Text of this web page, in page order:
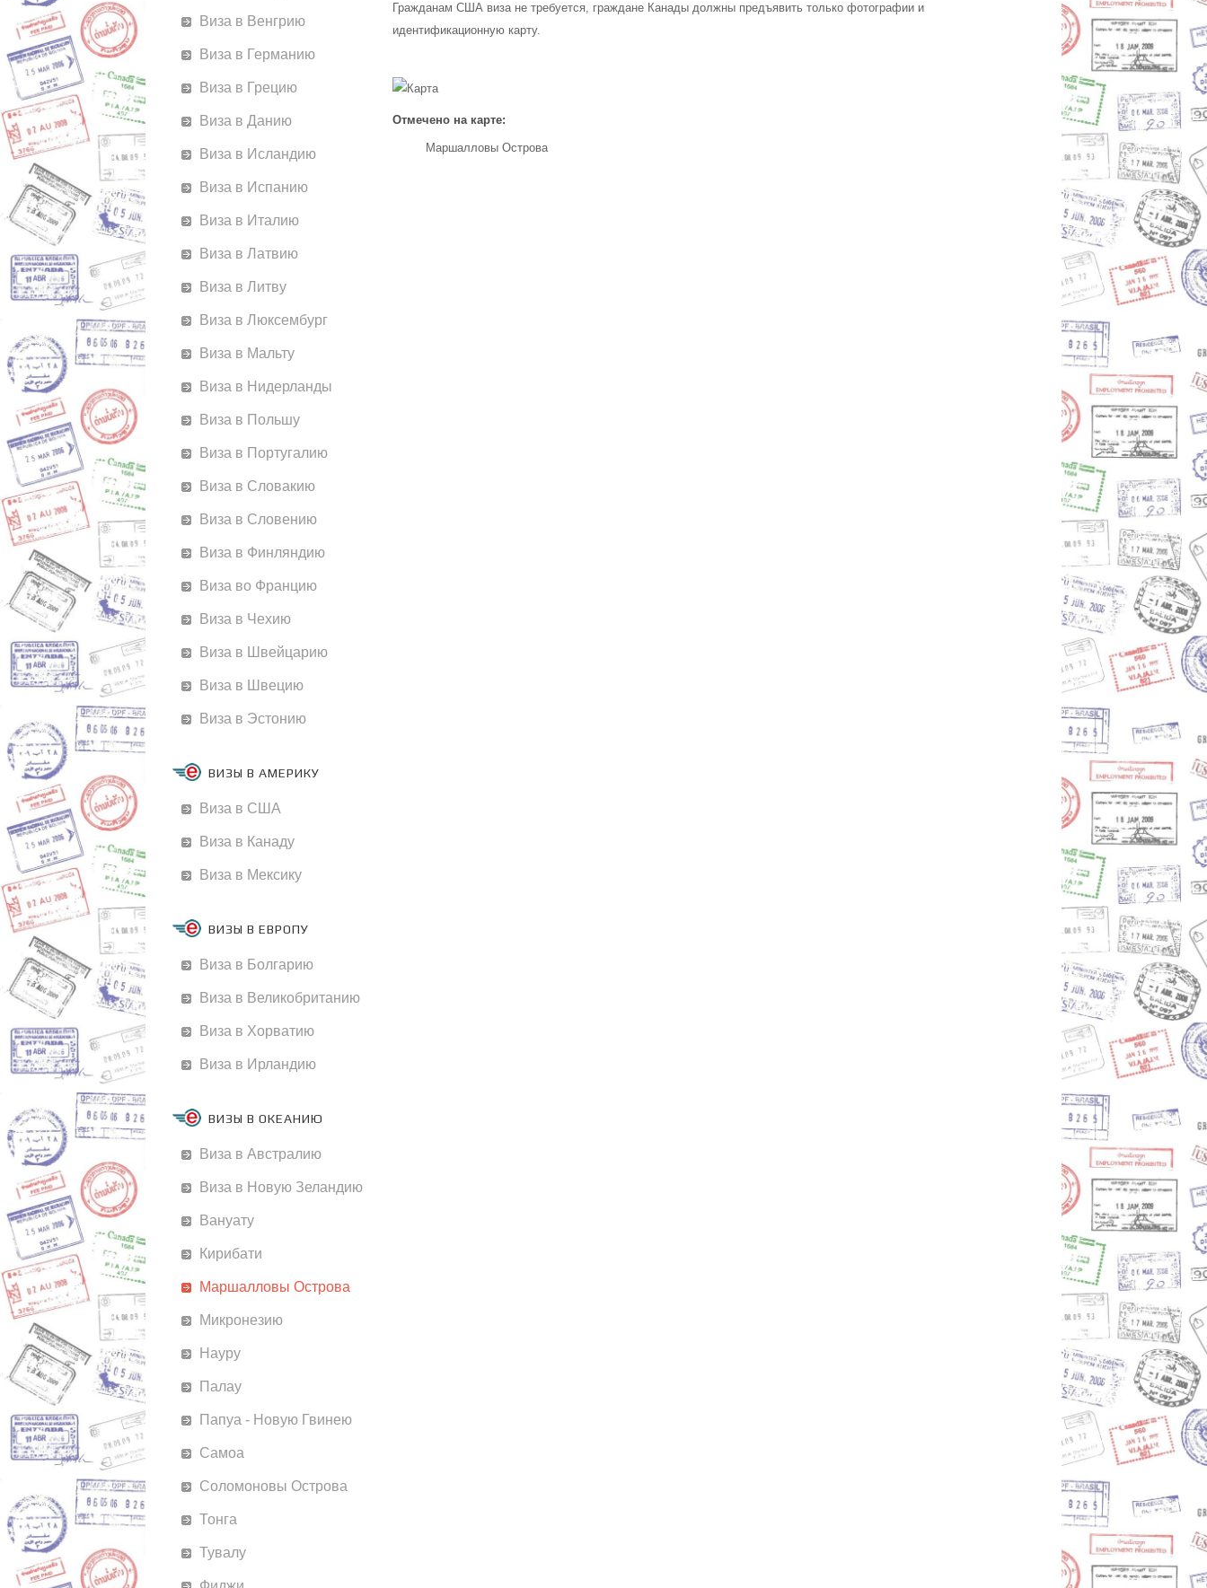
Виза в Венгрию
Виза в Германию
Виза в Грецию
Виза в Данию
Виза в Исландию
Виза в Испанию
Виза в Италию
Виза в Латвию
Виза в Литву
Виза в Люксембург
Виза в Мальту
Виза в Нидерланды
Виза в Польшу
Виза в Португалию
Виза в Словакию
Виза в Словению
Виза в Финляндию
Виза во Францию
Виза в Чехию
Виза в Швейцарию
Виза в Швецию
Виза в Эстонию
ВИЗЫ В АМЕРИКУ
Виза в США
Виза в Канаду
Виза в Мексику
ВИЗЫ В ЕВРОПУ
Виза в Болгарию
Виза в Великобританию
Виза в Хорватию
Виза в Ирландию
ВИЗЫ В ОКЕАНИЮ
Виза в Австралию
Виза в Новую Зеландию
Вануату
Кирибати
Маршалловы Острова
Микронезию
Науру
Палау
Папуа - Новую Гвинею
Самоа
Соломоновы Острова
Тонга
Тувалу
Гражданам США виза не требуется, граждане Канады должны предъявить только фотографии и
идентификационную карту.
Отмечено на карте:
Маршалловы Острова